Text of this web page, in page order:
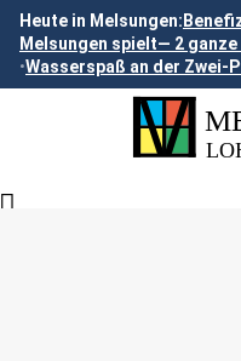
Heute in Melsungen:
Melsungen spielt— 2 ganze
•Wasserspaß an der Zwei-